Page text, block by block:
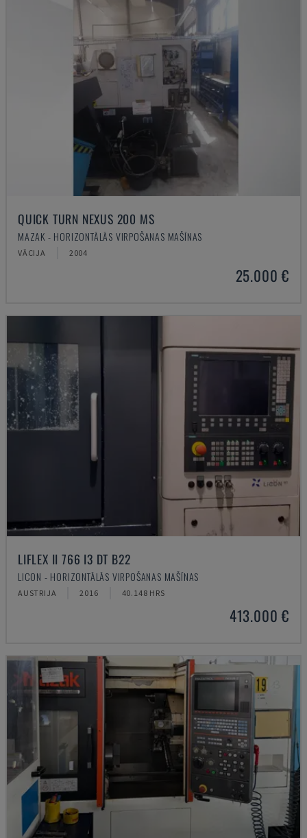
QUICK TURN NEXUS 200 MS
MAZAK - HORIZONTĀLĀS VIRPOŠANAS MAŠĪNAS
VĀCIJA 2004
25.000 €
LIFLEX II 766 I3 DT B22
LICON - HORIZONTĀLĀS VIRPOŠANAS MAŠĪNAS
AUSTRIJA 2016 40.148 HRS
413.000 €